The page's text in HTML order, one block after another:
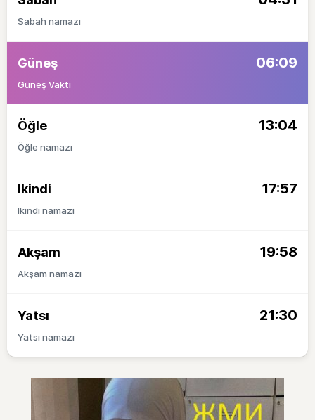
Sabah namazı
Güneş 06:09
Güneş Vakti
Öğle 13:04
Öğle namazı
Ikindi 17:57
Ikindi namazi
Akşam 19:58
Akşam namazı
Yatsı 21:30
Yatsı namazı